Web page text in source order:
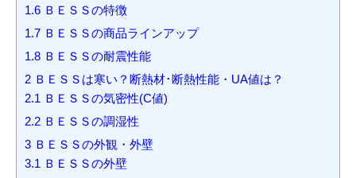
1.6 ＢＥＳＳの特徴
1.7 ＢＥＳＳの商品ラインアップ
1.8 ＢＥＳＳの耐震性能
2 ＢＥＳＳは寒い？断熱材･断熱性能・UA値は？
2.1 ＢＥＳＳの気密性(C値)
2.2 ＢＥＳＳの調湿性
3 ＢＥＳＳの外観・外壁
3.1 ＢＥＳＳの外壁